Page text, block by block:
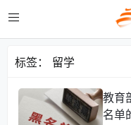
标签： 留学
教育
名单